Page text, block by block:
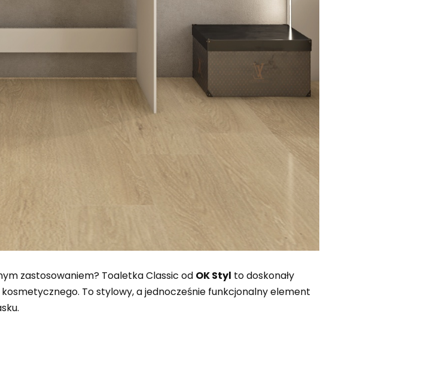
zastosowaniem? Toaletka Classic od OK Styl to doskonały
To stylowy, a jednocześnie funkcjonalny element